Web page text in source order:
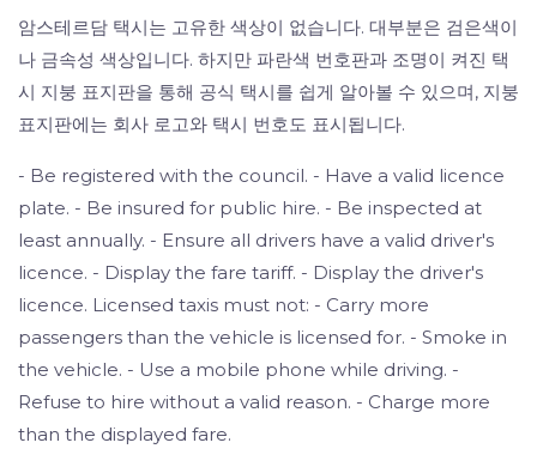
암스테르담 택시는 고유한 색상이 없습니다. 대부분은 검은색이
나 금속성 색상입니다. 하지만 파란색 번호판과 조명이 켜진 택
시 지붕 표지판을 통해 공식 택시를 쉽게 알아볼 수 있으며, 지붕
표지판에는 회사 로고와 택시 번호도 표시됩니다.
- Be registered with the council. - Have a valid licence
plate. - Be insured for public hire. - Be inspected at
least annually. - Ensure all drivers have a valid driver's
licence. - Display the fare tariff. - Display the driver's
licence. Licensed taxis must not: - Carry more
passengers than the vehicle is licensed for. - Smoke in
the vehicle. - Use a mobile phone while driving. -
Refuse to hire without a valid reason. - Charge more
than the displayed fare.